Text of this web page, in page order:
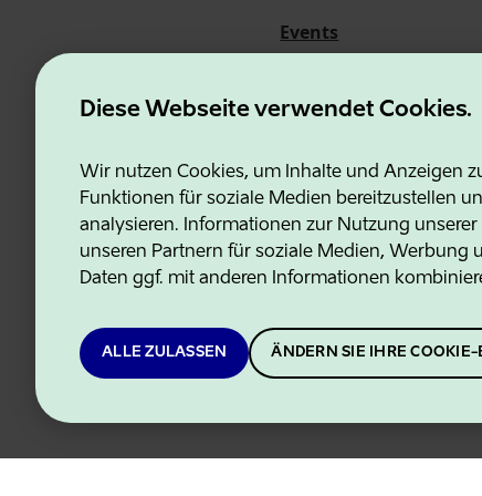
Diese Webseite verwendet Cookies.
Wir nutzen Cookies, um Inhalte und Anzeigen
Funktionen für soziale Medien bereitzustellen
analysieren. Informationen zur Nutzung
unseren Partnern für soziale Medien, Werbung
Daten ggf. mit anderen Informationen
ALLE ZULASSEN ÄNDERN SIE IHRE COOKIE-
Events
Estonian Business and